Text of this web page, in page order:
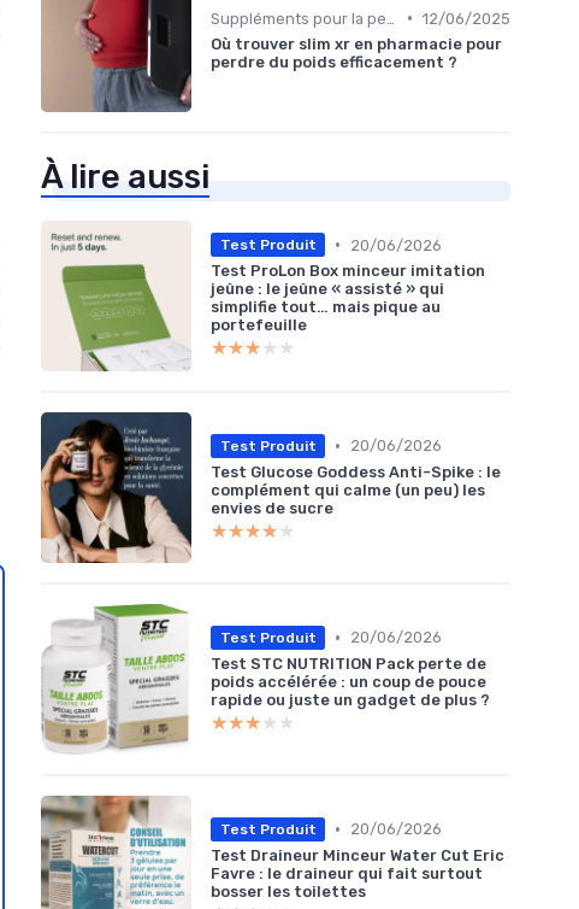
• 12/06/2025
Où trouver slim xr en pharmacie pour
perdre du poids efficacement ?
À lire aussi
Test Produit •
20/06/2026
Test ProLon Box minceur imitation
jeûne : le jeûne « assisté » qui
simplifie tout… mais pique au
portefeuille
★★★★★
★★★★★
Test Produit •
20/06/2026
Test Glucose Goddess Anti-Spike : le
complément qui calme (un peu) les
envies de sucre
★★★★★
★★★★★
Test Produit •
20/06/2026
Test STC NUTRITION Pack perte de
poids accélérée : un coup de pouce
rapide ou juste un gadget de plus ?
★★★★★
★★★★★
Test Produit •
20/06/2026
Test Draineur Minceur Water Cut Eric
Favre : le draineur qui fait surtout
bosser les toilettes